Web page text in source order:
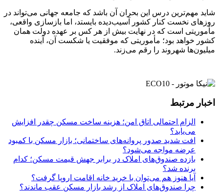
شاید مهم‌ترین درس این بحران آن باشد که جامعه جهانی می‌تواند در
روزهای نخست کنار کشور آسیب‌دیده بایستد، اما بازسازی واقعی،
مأموریتی است که در نهایت بیش از هر کس بر عهده دولت همان
کشور خواهد بود؛ مأموریتی که موفقیت یا شکست آن، آینده
میلیون‌ها شهروند را رقم می‌زند.
اخبار مرتبط
الزام احتمالی اتاق امن؛ هزینه ساخت مسکن چقدر افزایش
می‌یابد؟
افت شدید صدور پروانه‌های ساختمانی؛ بازار مسکن با کمبود
عرضه مواجه می‌شود؟
بازده صندوق‌های املاک در برابر جهش قیمت مسکن؛ کدام
برنده شد؟
آیا هنوز هم می‌توان با خرید خانه اقامت اروپا گرفت؟
چرا صندوق‌های املاک از رشد بازار مسکن عقب ماندند؟